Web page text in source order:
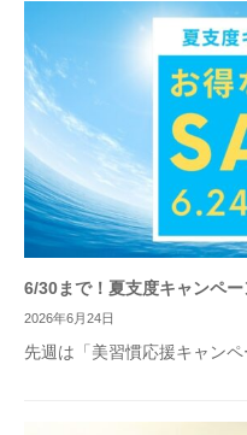
6/30まで！夏支度キャンペー
2026年6月24日
先週は「美習慣応援キャン